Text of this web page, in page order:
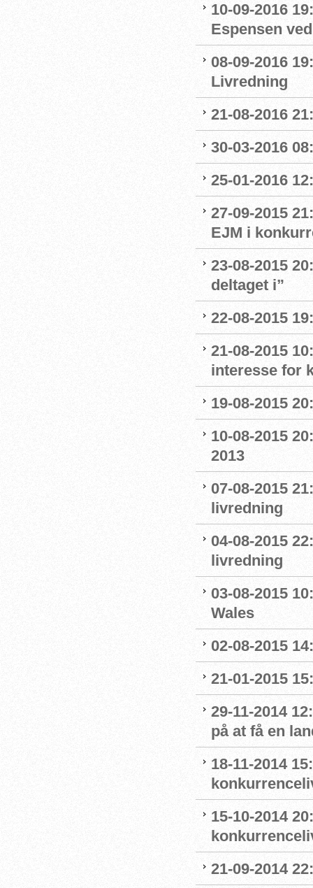
10-09-2016
Espensen
08-09-2016
Livredning
21-08-2016
30-03-2016
25-01-2016
27-09-2015
EJM i
23-08-2015
deltaget i”
22-08-2015
21-08-2015
interesse for
19-08-2015
10-08-2015
2013
07-08-2015
livredning
04-08-2015
livredning
03-08-2015
Wales
02-08-2015
21-01-2015
29-11-2014
på at få en
18-11-2014
15-10-2014
21-09-2014